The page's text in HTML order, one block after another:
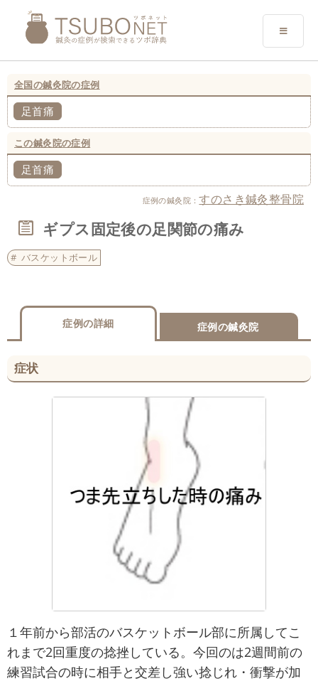
全国の鍼灸院の症例
足首痛
この鍼灸院の症例
足首痛
症例の鍼灸院：すのさき鍼灸整骨院
ギプス固定後の足関節の痛み
バスケットボール
症例の詳細 症例の鍼灸院
症状
１年前から部活のバスケットボール部に所属してこ
れまで2回重度の捻挫している。今回のは2週間前の
練習試合の時に相手と交差し強い捻じれ・衝撃が加